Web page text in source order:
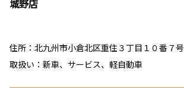
城野店
住所：北九州市小倉北区重住３丁目１０番７号
取扱い：新車、サービス、軽自動車